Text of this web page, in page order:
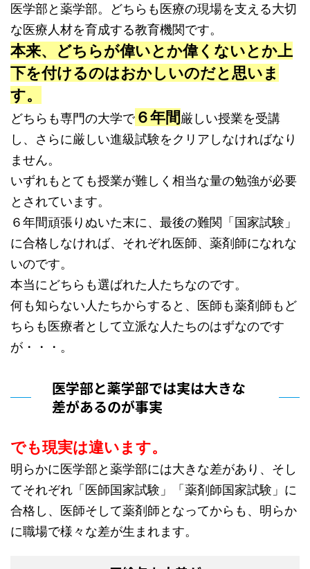
医学部と薬学部。どちらも医療の現場を支える大切
な医療人材を育成する教育機関です。
本来、どちらが偉いとか偉くないとか上
下を付けるのはおかしいのだと思いま
す。
どちらも専門の大学で ６年間厳しい授業を受講
し、さらに厳しい進級試験をクリアしなければなり
ません。
いずれもとても授業が難しく相当な量の勉強が必要
とされています。
６年間頑張りぬいた末に、最後の難関「国家試験」
に合格しなければ、それぞれ医師、薬剤師になれな
いのです。
本当にどちらも選ばれた人たちなのです。
何も知らない人たちからすると、医師も薬剤師もど
ちらも医療者として立派な人たちのはずなのです
が・・・。
医学部と薬学部では実は大きな
差があるのが事実
でも現実は違います。
明らかに医学部と薬学部には大きな差があり、そし
てそれぞれ「医師国家試験」「薬剤師国家試験」に
合格し、医師そして薬剤師となってからも、明らか
に職場で様々な差が生まれます。